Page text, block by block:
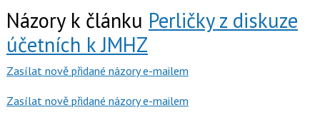
Názory k článku Perličky z diskuze
účetních k JMHZ
Zasílat nově přidané názory e-mailem
Zasílat nově přidané názory e-mailem